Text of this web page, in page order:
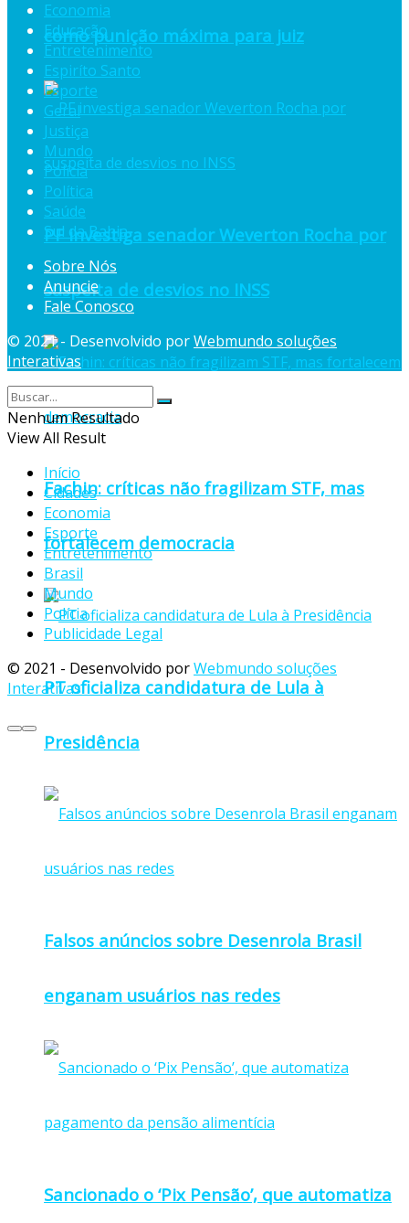
como punição máxima para juiz
PF investiga senador Weverton Rocha por
suspeita de desvios no INSS
Fachin: críticas não fragilizam STF, mas
fortalecem democracia
PT oficializa candidatura de Lula à
Presidência
Falsos anúncios sobre Desenrola Brasil
enganam usuários nas redes
Sancionado o ‘Pix Pensão’, que automatiza
Economia
Educação
Entretenimento
Espiríto Santo
Esporte
Geral
Justiça
Mundo
Polícia
Política
Saúde
Sul da Bahia
Sobre Nós
Anuncie
Fale Conosco
© 2021 - Desenvolvido porWebmundo soluções
Interativas
Nenhum Resultado
View All Result
Início
Cidades
Economia
Esporte
Entretenimento
Brasil
Mundo
Polícia
Publicidade Legal
© 2021 - Desenvolvido porWebmundo soluções
Interativas